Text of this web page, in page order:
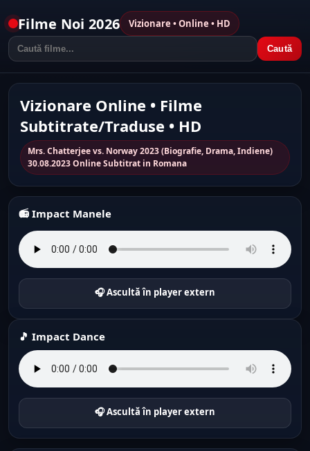
Filme Noi 2026 Vizionare • Online • HD
Caută
Vizionare Online • Filme
Subtitrate/Traduse • HD
Mrs. Chatterjee vs. Norway 2023 (Biografie, Drama, Indiene)
30.08.2023 Online Subtitrat in Romana
📻 Impact Manele
🎧 Ascultă în player extern
🎵 Impact Dance
🎧 Ascultă în player extern